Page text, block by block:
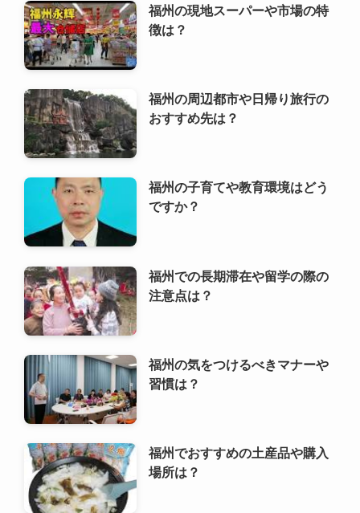
福州の現地スーパーや市場の特
徴は？
福州の周辺都市や日帰り旅行の
おすすめ先は？
福州の子育てや教育環境はどう
ですか？
福州での長期滞在や留学の際の
注意点は？
福州の気をつけるべきマナーや
習慣は？
福州でおすすめの土産品や購入
場所は？